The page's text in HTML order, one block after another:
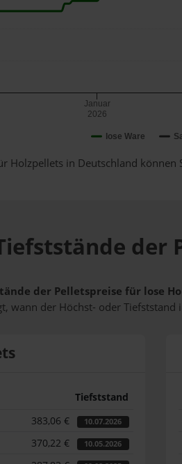
lose Ware
Januar
2026
Holzpellets in Deutschland können
der
der Pelletspreise für lose
wann der Höchst- oder
Tiefststand
383,06 € 10.07.2026
370,22 € 10.05.2026